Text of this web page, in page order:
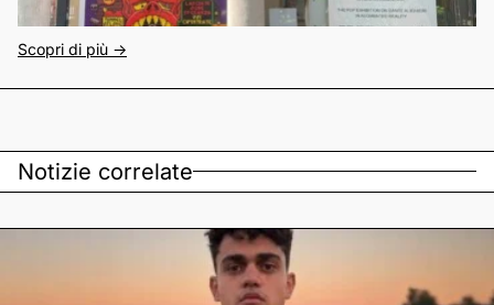
Scopri di più ->
Notizie correlate